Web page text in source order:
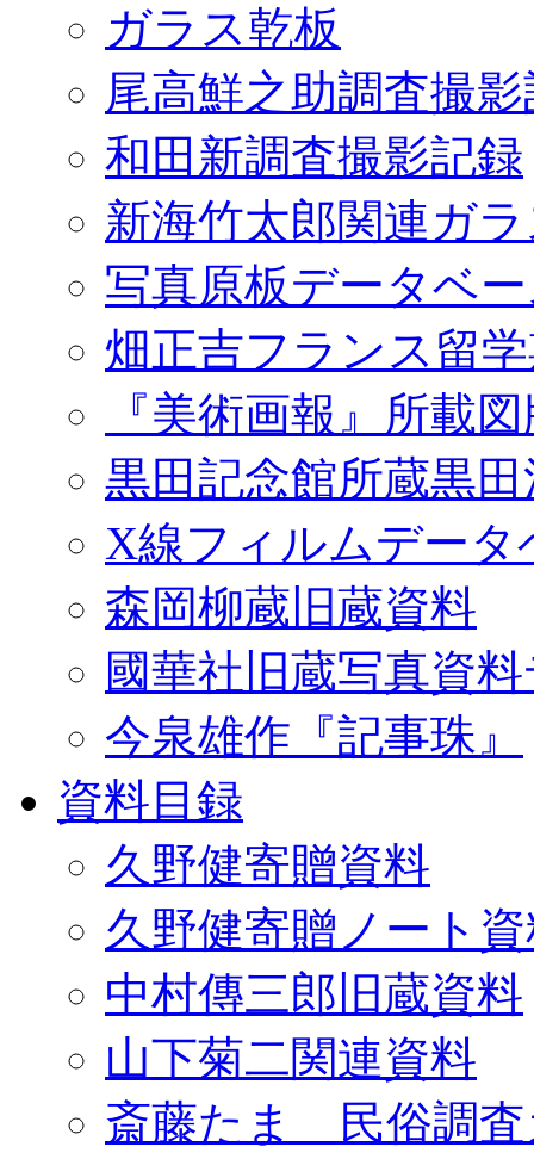
ガラス乾板
尾高鮮之助調査撮
和田新調査撮影記録
新海竹太郎関連ガ
写真原板データベ
畑正吉フランス留
『美術画報』所載
黒田記念館所蔵黒
X線フィルムデータ
森岡柳蔵旧蔵資料
國華社旧蔵写真資
今泉雄作『記事珠』
資料目録
久野健寄贈資料
久野健寄贈ノート
中村傳三郎旧蔵資料
山下菊二関連資料
斎藤たま 民俗調査